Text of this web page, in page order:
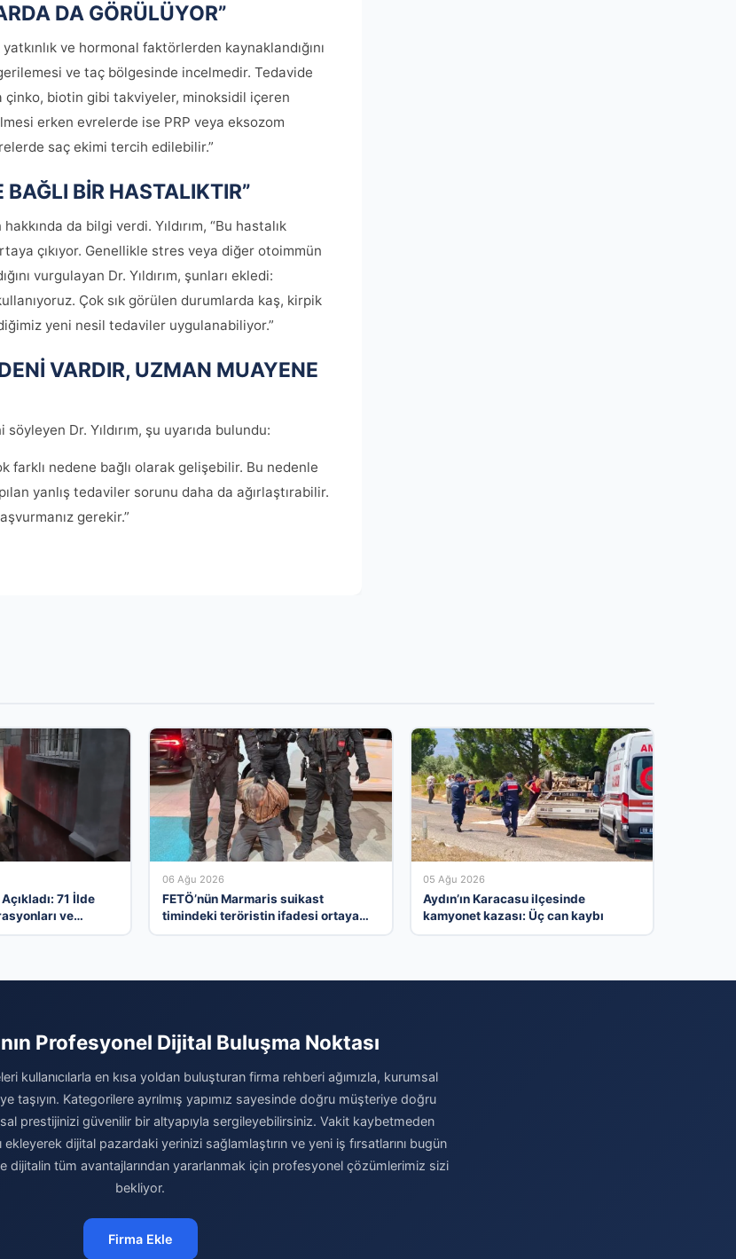
DA GÖRÜLÜYOR”
ve hormonal faktörlerden kaynaklandığını
ve taç bölgesinde incelmedir. Tedavide
biotin gibi takviyeler, minoksidil içeren
erken evrelerde ise PRP veya eksozom
saç ekimi tercih edilebilir.”
BİR HASTALIKTIR”
da bilgi verdi. Yıldırım, “Bu hastalık
çıkıyor. Genellikle stres veya diğer otoimmün
vurgulayan Dr. Yıldırım, şunları ekledi:
Çok sık görülen durumlarda kaş, kirpik
yeni nesil tedaviler uygulanabiliyor.”
VARDIR, UZMAN MUAYENE
Dr. Yıldırım, şu uyarıda bulundu:
farklı nedene bağlı olarak gelişebilir. Bu nedenle
yanlış tedaviler sorunu daha da ağırlaştırabilir.
gerekir.”
71 İlde
ve
06 Ağu 2026
FETÖ’nün Marmaris suikast
timindeki teröristin ifadesi ortaya
05 Ağu 2026
Aydın’ın Karacasu ilçesinde
kamyonet kazası: Üç can kaybı
Profesyonel Dijital Buluşma Noktası
kullanıcılarla en kısa yoldan buluşturan firma rehberi ağımızla, kurumsal
taşıyın. Kategorilere ayrılmış yapımız sayesinde doğru müşteriye doğru
prestijinizi güvenilir bir altyapıyla sergileyebilirsiniz. Vakit kaybetmeden
dijital pazardaki yerinizi sağlamlaştırın ve yeni iş fırsatlarını bugün
dijitalin tüm avantajlarından yararlanmak için profesyonel çözümlerimiz sizi
bekliyor.
Firma Ekle